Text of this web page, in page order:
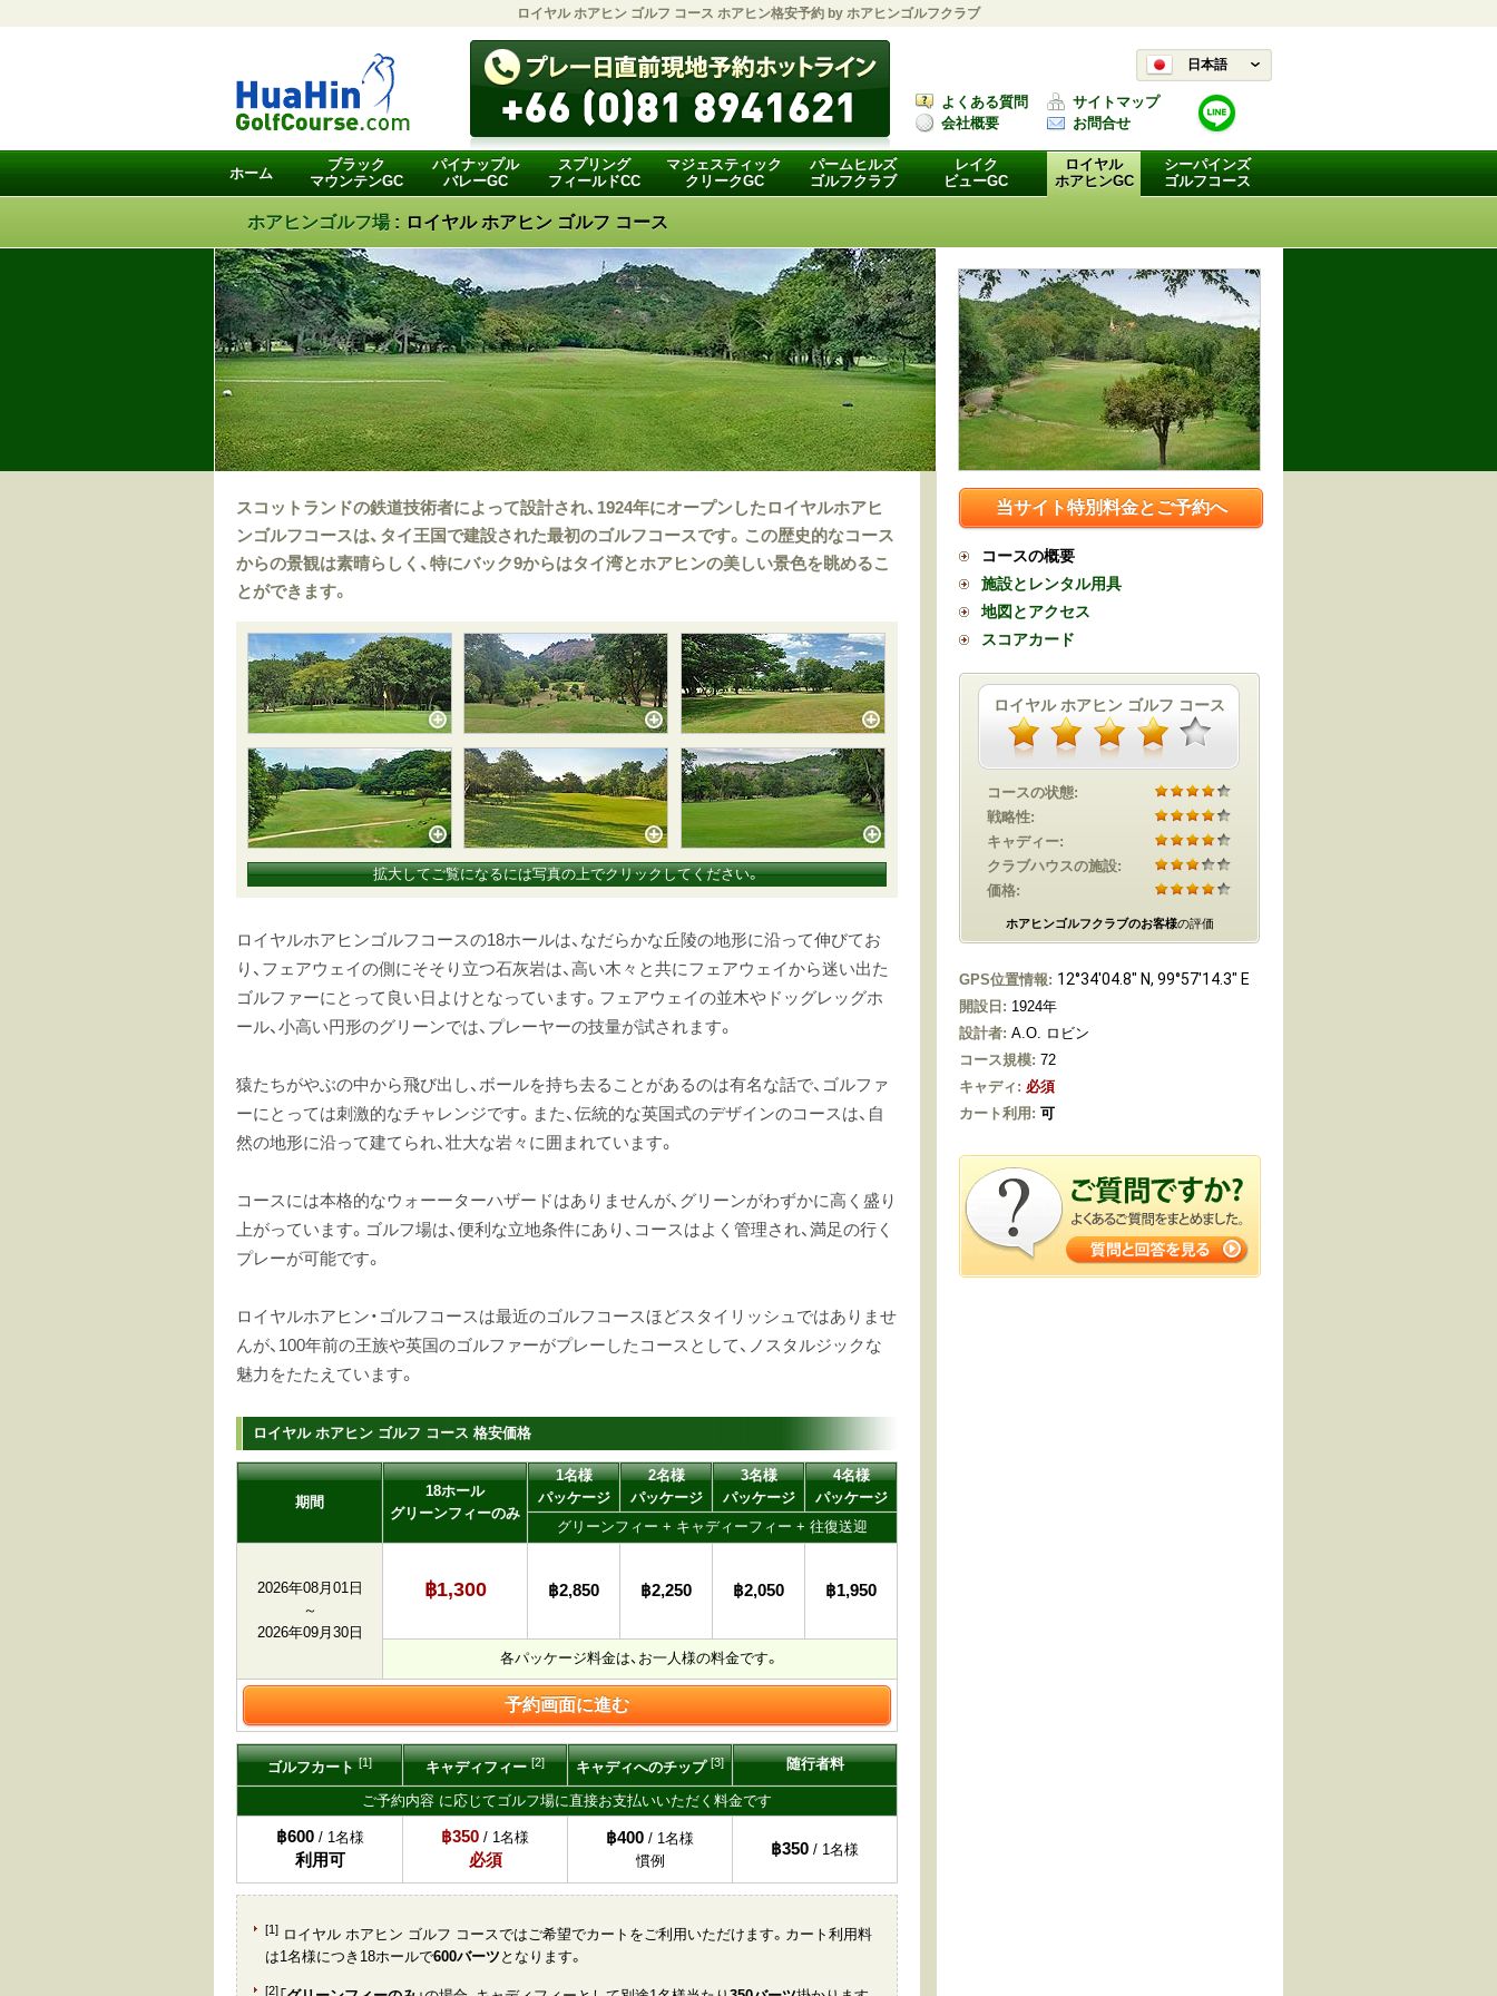
ロイヤル ホアヒン ゴルフ コース ホアヒン格安予約 by ホアヒンゴルフクラブ
日本語
よくある質問
会社概要
サイトマップ
お問合せ
ホーム
ブラック
マウンテンGC
パイナップル
バレーGC
スプリング
フィールドCC
マジェスティック
クリークGC
パームヒルズ
ゴルフクラブ
レイク
ビューGC
ロイヤル
ホアヒンGC
シーパインズ
ゴルフコース
ホアヒンゴルフ場 : ロイヤル ホアヒン ゴルフ コース
スコットランドの鉄道技術者によって設計され、1924年にオープンしたロイヤルホアヒ
ンゴルフコースは、タイ王国で建設された最初のゴルフコースです。この歴史的なコース
からの景観は素晴らしく、特にバック9からはタイ湾とホアヒンの美しい景色を眺めるこ
とができます。
拡大してご覧になるには写真の上でクリックしてください。
ロイヤルホアヒンゴルフコースの18ホールは、なだらかな丘陵の地形に沿って伸びてお
り、フェアウェイの側にそそり立つ石灰岩は、高い木々と共にフェアウェイから迷い出た
ゴルファーにとって良い日よけとなっています。フェアウェイの並木やドッグレッグホ
ール、小高い円形のグリーンでは、プレーヤーの技量が試されます。
猿たちがやぶの中から飛び出し、ボールを持ち去ることがあるのは有名な話で、ゴルファ
ーにとっては刺激的なチャレンジです。また、伝統的な英国式のデザインのコースは、自
然の地形に沿って建てられ、壮大な岩々に囲まれています。
コースには本格的なウォーーターハザードはありませんが、グリーンがわずかに高く盛り
上がっています。ゴルフ場は、便利な立地条件にあり、コースはよく管理され、満足の行く
プレーが可能です。
ロイヤルホアヒン・ゴルフコースは最近のゴルフコースほどスタイリッシュではありませ
んが、100年前の王族や英国のゴルファーがプレーしたコースとして、ノスタルジックな
魅力をたたえています。
ロイヤル ホアヒン ゴルフ コース 格安価格
期間
18ホール
グリーンフィーのみ
1名様
パッケージ
2名様
パッケージ
3名様
パッケージ
4名様
パッケージ
グリーンフィー + キャディーフィー + 往復送迎
2026年08月01日
～
2026年09月30日
฿1,300 ฿2,850 ฿2,250 ฿2,050 ฿1,950
各パッケージ料金は、お一人様の料金です。
予約画面に進む
ゴルフカート[1] キャディフィー[2] キャディへのチップ[3] 随行者料
ご予約内容 に応じてゴルフ場に直接お支払いいただく料金です
฿600/ 1名様
利用可
฿350 / 1名様
必須
฿400 / 1名様
慣例
฿350 / 1名様
[1] ロイヤル ホアヒン ゴルフ コースではご希望でカートをご利用いただけます。カート利用料
は1名様につき18ホールで600バーツ となります。
[2]
当サイト特別料金とご予約へ
コースの概要
施設とレンタル用具
地図とアクセス
スコアカード
ロイヤル ホアヒン ゴルフ コース
コースの状態:
戦略性:
キャディー:
クラブハウスの施設:
価格:
ホアヒンゴルフクラブのお客様の評価
GPS位置情報: 12°34'04.8" N, 99°57'14.3" E
開設日: 1924年
設計者: A.O. ロビン
コース規模: 72
キャディ: 必須
カート利用: 可